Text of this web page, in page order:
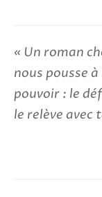
Un roman
nous pousse
pouvoir : le
le relève avec